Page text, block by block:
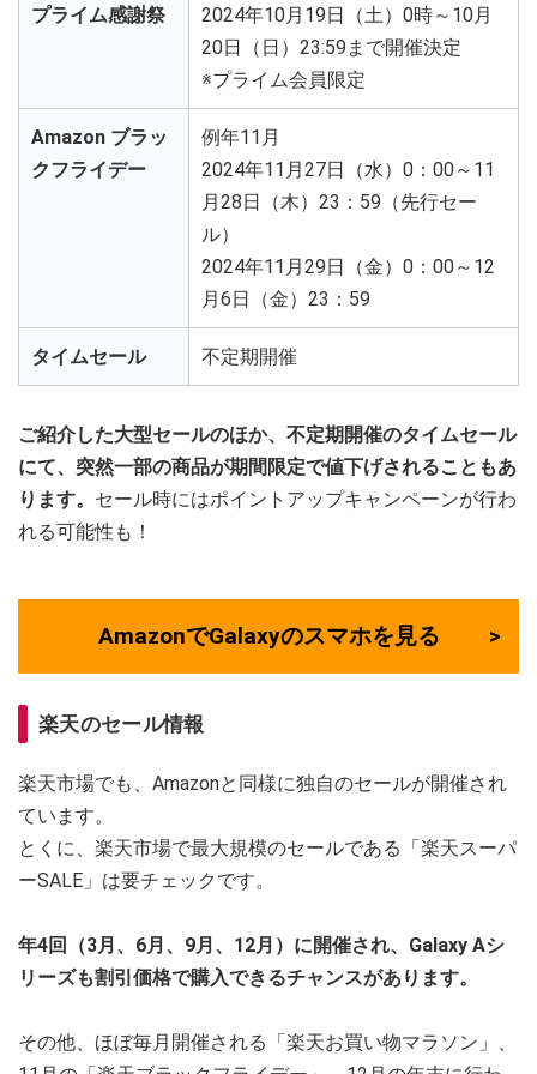
プライム感謝祭
2024年10月19日（土）0時～10月
20日（日）23:59まで開催決定
※プライム会員限定
Amazon ブラッ
クフライデー
例年11月
2024年11月27日（水）0：00～11
月28日（木）23：59（先行セー
ル）
2024年11月29日（金）0：00～12
月6日（金）23：59
タイムセール 不定期開催
ご紹介した大型セールのほか、不定期開催のタイムセール
にて、突然一部の商品が期間限定で値下げされることもあ
ります。 セール時にはポイントアップキャンペーンが行わ
れる可能性も！
AmazonでGalaxyのスマホを見る
楽天のセール情報
楽天市場でも、Amazonと同様に独自のセールが開催され
ています。
とくに、楽天市場で最大規模のセールである「楽天スーパ
ーSALE」は要チェックです。
年4回（3月、6月、9月、12月）に開催され、Galaxy Aシ
リーズも割引価格で購入できるチャンスがあります。
その他、ほぼ毎月開催される「楽天お買い物マラソン」、